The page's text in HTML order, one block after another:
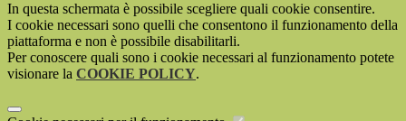
In questa schermata è possibile scegliere quali cookie consentire.
I cookie necessari sono quelli che consentono il funzionamento della
piattaforma e non è possibile disabilitarli.
Per conoscere quali sono i cookie necessari al funzionamento potete
visionare la COOKIE POLICY.